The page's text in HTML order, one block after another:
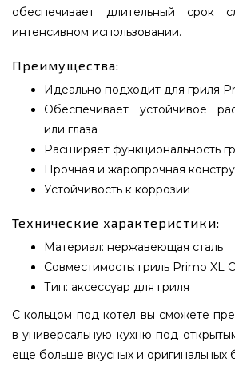
обеспечивает длительный срок
интенсивном использовании.
Преимущества:
Идеально подходит для гриля
Обеспечивает устойчивое
или глаза
Расширяет функциональность
Прочная и жаропрочная
Устойчивость к коррозии
Технические характеристики:
Материал: нержавеющая сталь
Совместимость: гриль Primo XL
Тип: аксессуар для гриля
С кольцом под котел вы сможете
в универсальную кухню под
еще больше вкусных и оригинальных